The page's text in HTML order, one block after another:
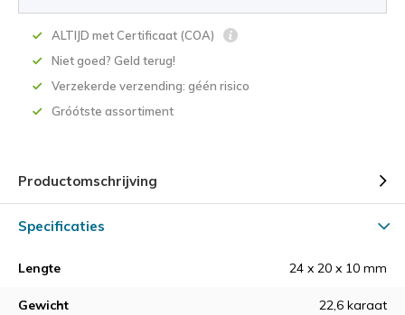
ALTIJD met Certificaat (COA)
Niet goed? Geld terug!
Verzekerde verzending: géén risico
Gróótste assortiment
Productomschrijving
Specificaties
Lengte 24 x 20 x 10 mm
Gewicht 22,6 karaat